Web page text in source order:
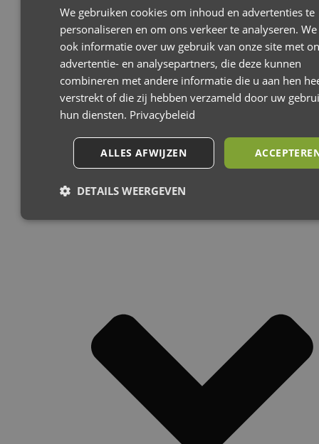
We gebruiken cookies om inhoud en advertenties te
personaliseren en om ons verkeer te analyseren.
ook informatie over uw gebruik van onze site met
advertentie- en analysepartners, die deze kunnen
combineren met andere informatie die u aan hen
verstrekt of die zij hebben verzameld door uw
hun diensten. Privacybeleid
ALLES AFWIJZEN
DETAILS WEERGEVEN